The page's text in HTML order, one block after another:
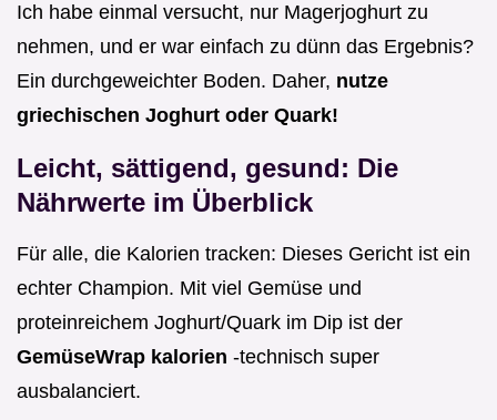
Ich habe einmal versucht, nur Magerjoghurt zu
nehmen, und er war einfach zu dünn das Ergebnis?
Ein durchgeweichter Boden. Daher, nutze
griechischen Joghurt oder Quark!
Leicht, sättigend, gesund: Die
Nährwerte im Überblick
Für alle, die Kalorien tracken: Dieses Gericht ist ein
echter Champion. Mit viel Gemüse und
proteinreichem Joghurt/Quark im Dip ist der
GemüseWrap kalorien -technisch super
ausbalanciert.